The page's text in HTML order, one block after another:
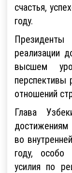
счастья,
году.
реализации
высшем
перспективы
отношений
Глава
во
году, особо
усилия по